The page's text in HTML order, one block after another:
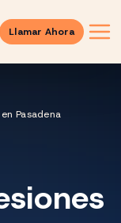
Llamar Ahora
Pasadena